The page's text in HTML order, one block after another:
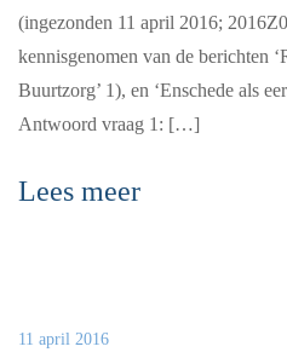
(ingezonden 11 april 2016;
kennisgenomen van de berichten
Buurtzorg’ 1), en ‘Enschede als
Antwoord vraag 1: […]
Lees meer
11 april 2016